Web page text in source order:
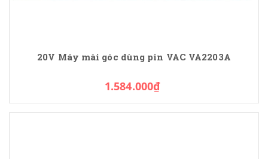
20V Máy mài góc dùng pin VAC VA2203A
1.584.000₫